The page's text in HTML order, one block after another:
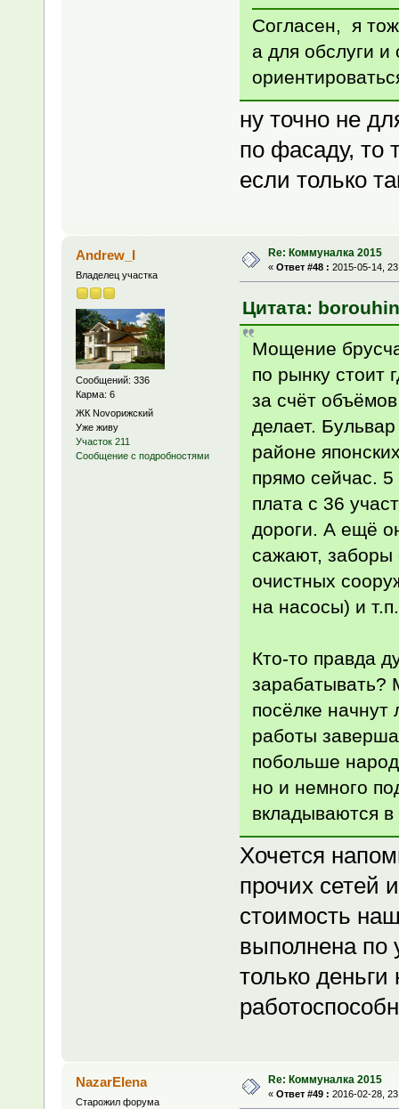
Согласен, я
а для обслуги
ну точно не
по фасаду, то
если только
Andrew_I
Владелец участка
Сообщений: 336
Карма: 6
ЖК Novoрижский
Уже живу
Участок 211
Сообщение с подробностями
Re: Коммуналка 2015
« Ответ #48 : 2015-05-14,
Цитата:
Мощение
по рынку стоит
за счёт
делает.
районе
прямо сейчас.
плата с 36
дороги. А ещё
сажают, заборы
очистных
на насосы) и т.п.
Кто-то правда
зарабатывать?
посёлке начнут
работы
побольше
но и немного
вкладываются в
Хочется
прочих сетей
стоимость
выполнена по
только
NazarElena
Старожил форума
Re: Коммуналка 2015
« Ответ #49 : 2016-02-28,